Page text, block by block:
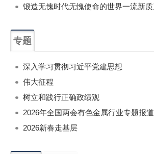
专题
深入学习贯彻习近平党建思想
伟大征程
树立和践行正确政绩观
2026年全国两会有色金属行业专题报道
2026新春走基层